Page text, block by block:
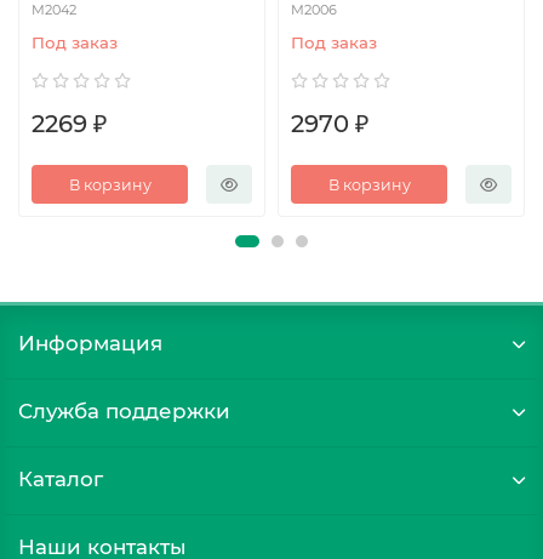
М2042
Под заказ
2269 ₽
В корзину
М2006
Под заказ
2970 ₽
В корзину
Информация
Служба поддержки
Каталог
Наши контакты